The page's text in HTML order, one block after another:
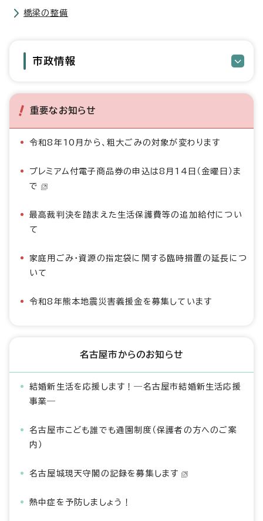
橋梁の整備
市政情報
重要なお知らせ
令和8年10月から、粗大ごみの対象が変わります
プレミアム付電子商品券の申込は8月14日（金曜日）ま
で
最高裁判決を踏まえた生活保護費等の追加給付につい
て
家庭用ごみ・資源の指定袋に関する臨時措置の延長につ
いて
令和8年熊本地震災害義援金を募集しています
名古屋市からのお知らせ
結婚新生活を応援します！―名古屋市結婚新生活応援
事業―
名古屋市こども誰でも通園制度（保護者の方へのご案
内）
名古屋城現天守閣の記録を募集します
熱中症を予防しましょう！